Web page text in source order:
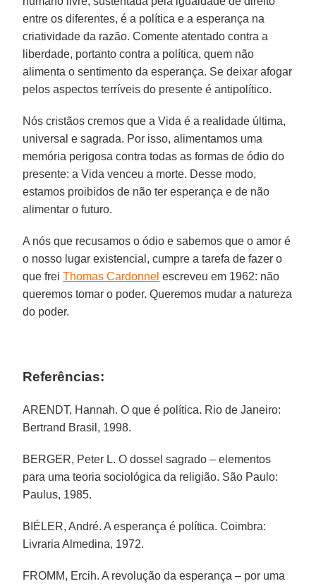
entre os diferentes, é a política e a esperança na
criatividade da razão. Comente atentado contra a
liberdade, portanto contra a política, quem não
alimenta o sentimento da esperança. Se deixar afogar
pelos aspectos terríveis do presente é antipolítico.
Nós cristãos cremos que a Vida é a realidade última,
universal e sagrada. Por isso, alimentamos uma
memória perigosa contra todas as formas de ódio do
presente: a Vida venceu a morte. Desse modo,
estamos proibidos de não ter esperança e de não
alimentar o futuro.
A nós que recusamos o ódio e sabemos que o amor é
o nosso lugar existencial, cumpre a tarefa de fazer o
que freiThomas Cardonnel escreveu em 1962: não
queremos tomar o poder. Queremos mudar a natureza
do poder.
Referências:
ARENDT, Hannah. O que é política. Rio de Janeiro:
Bertrand Brasil, 1998.
BERGER, Peter L. O dossel sagrado – elementos
para uma teoria sociológica da religião. São Paulo:
Paulus, 1985.
BIÉLER, André. A esperança é política. Coimbra:
Livraria Almedina, 1972.
FROMM, Ercih. A revolução da esperança – por uma